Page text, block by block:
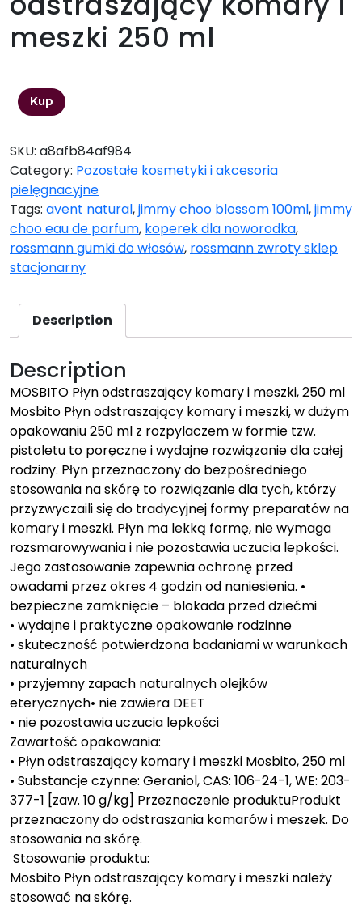
meszki 250 ml
Kup
SKU: a8afb84af984
Category: Pozostałe kosmetyki i akcesoria
pielęgnacyjne
Tags: avent natural,jimmy choo blossom 100ml,jimmy
choo eau de parfum, koperek dla noworodka,
rossmann gumki do włosów, rossmann zwroty sklep
stacjonarny
Description
Description
MOSBITO Płyn odstraszający komary i meszki, 250 ml
Mosbito Płyn odstraszający komary i meszki, w dużym
opakowaniu 250 ml z rozpylaczem w formie tzw.
pistoletu to poręczne i wydajne rozwiązanie dla całej
rodziny. Płyn przeznaczony do bezpośredniego
stosowania na skórę to rozwiązanie dla tych, którzy
przyzwyczaili się do tradycyjnej formy preparatów na
komary i meszki. Płyn ma lekką formę, nie wymaga
rozsmarowywania i nie pozostawia uczucia lepkości.
Jego zastosowanie zapewnia ochronę przed
owadami przez okres 4 godzin od naniesienia. •
bezpieczne zamknięcie – blokada przed dziećmi
• wydajne i praktyczne opakowanie rodzinne
• skuteczność potwierdzona badaniami w warunkach
naturalnych
• przyjemny zapach naturalnych olejków
eterycznych• nie zawiera DEET
• nie pozostawia uczucia lepkości
Zawartość opakowania:
• Płyn odstraszający komary i meszki Mosbito, 250 ml
• Substancje czynne: Geraniol, CAS: 106-24-1, WE: 203-
377-1 [zaw. 10 g/kg] Przeznaczenie produktuProdukt
przeznaczony do odstraszania komarów i meszek. Do
stosowania na skórę.
Stosowanie produktu:
Mosbito Płyn odstraszający komary i meszki należy
stosować na skórę.